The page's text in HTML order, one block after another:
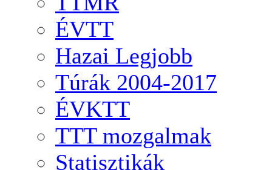
ÉVTT
Hazai Legjobb
Túrák 2004-2017
ÉVKTT
TTT mozgalmak
Statisztikák